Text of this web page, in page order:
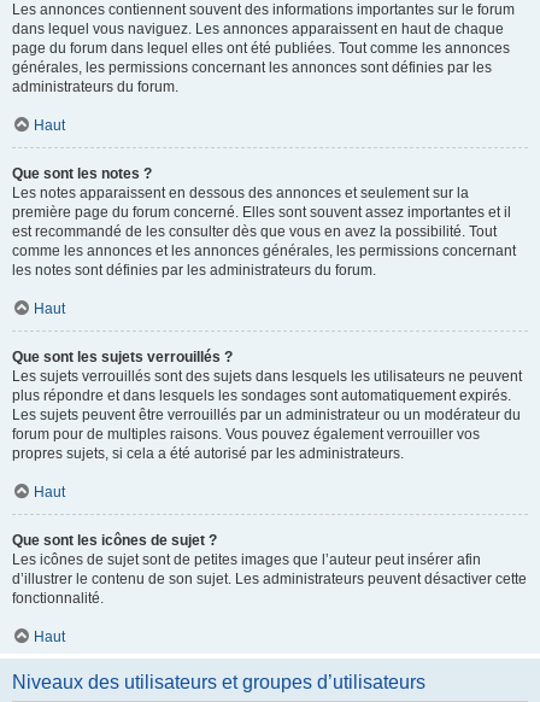
Les annonces contiennent souvent des informations importantes sur le forum
dans lequel vous naviguez. Les annonces apparaissent en haut de chaque
page du forum dans lequel elles ont été publiées. Tout comme les annonces
générales, les permissions concernant les annonces sont définies par les
administrateurs du forum.
Haut
Que sont les notes ?
Les notes apparaissent en dessous des annonces et seulement sur la
première page du forum concerné. Elles sont souvent assez importantes et il
est recommandé de les consulter dès que vous en avez la possibilité. Tout
comme les annonces et les annonces générales, les permissions concernant
les notes sont définies par les administrateurs du forum.
Haut
Que sont les sujets verrouillés ?
Les sujets verrouillés sont des sujets dans lesquels les utilisateurs ne peuvent
plus répondre et dans lesquels les sondages sont automatiquement expirés.
Les sujets peuvent être verrouillés par un administrateur ou un modérateur du
forum pour de multiples raisons. Vous pouvez également verrouiller vos
propres sujets, si cela a été autorisé par les administrateurs.
Haut
Que sont les icônes de sujet ?
Les icônes de sujet sont de petites images que l’auteur peut insérer afin
d’illustrer le contenu de son sujet. Les administrateurs peuvent désactiver cette
fonctionnalité.
Haut
Niveaux des utilisateurs et groupes d’utilisateurs